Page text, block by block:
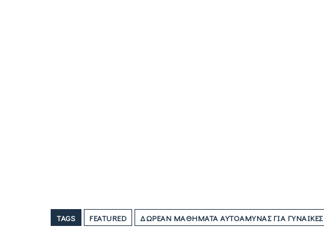
TAGS FEATURED ΔΩΡΕΆΝ ΜΑΘΉΜΑΤΑ ΑΥΤΟΆΜΥΝΑΣ ΓΙΑ ΓΥΝΑΊΚΕΣ